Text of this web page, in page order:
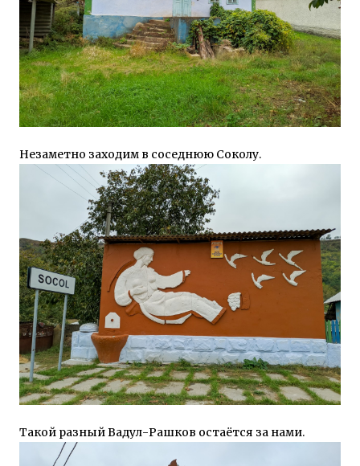
Незаметно заходим в соседнюю Соколу.
Такой разный Вадул-Рашков остаётся за нами.